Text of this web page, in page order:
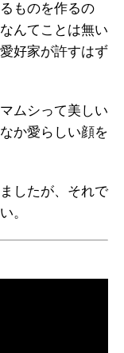
ものを作るの
んてことは無い
好家が許すはず
ムシって美しい
か愛らしい顔を
したが、それで
。